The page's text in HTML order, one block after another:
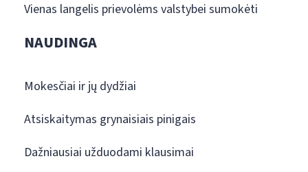
Vienas langelis prievolėms valstybei sumokėti
NAUDINGA
Mokesčiai ir jų dydžiai
Atsiskaitymas grynaisiais pinigais
Dažniausiai užduodami klausimai